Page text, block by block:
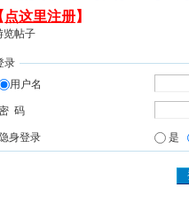
点这里注册】
览帖子
录
用户名
码
隐身登录 是